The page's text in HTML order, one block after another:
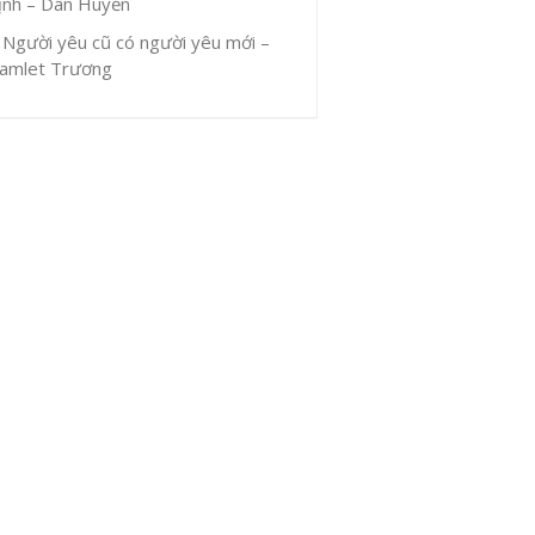
Người yêu cũ có người yêu mới –
Trương